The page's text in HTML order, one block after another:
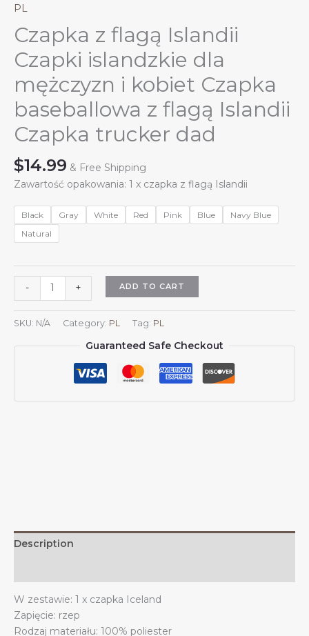
PL
Czapka z flagą Islandii
Czapki islandzkie dla
mężczyzn i kobiet Czapka
baseballowa z flagą Islandii
Czapka trucker dad
$14.99 & Free Shipping
Zawartość opakowania: 1 x czapka z flagą Islandii
Black Gray White Red Pink Blue
Navy Blue
Natural
-
z
flagą
Islandii
Czapki
trucker
+ ADD TO CART
SKU: N/A Category: PL Tag: PL
Guaranteed Safe Checkout
Description
W zestawie: 1 x czapka Iceland
Zapięcie: rzep
Rodzaj materiału: 100% poliester